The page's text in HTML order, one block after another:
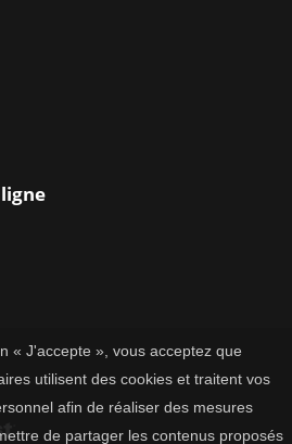
« J'accepte », vous acceptez que
utilisent des cookies et traitent vos
afin de réaliser des mesures
de partager les contenus proposés